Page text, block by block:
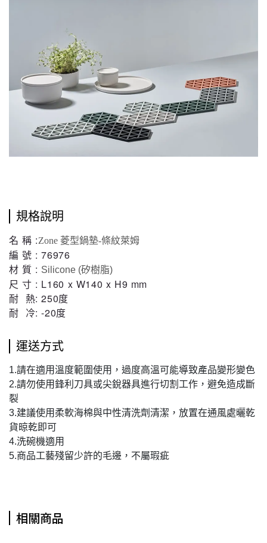
規格說明
名 稱 :Zone 菱型鍋墊-條紋萊姆
編 號 : 76976
材 質 : Silicone (矽樹脂)
尺 寸 : L160 x W140 x H9 mm
耐 熱: 250度
耐 冷: -20度
運送方式
1.請在適用溫度範圍使用，過度高溫可能導致產品變形變色
2.請勿使用鋒利刀具或尖銳器具進行切割工作，避免造成斷
裂
3.建議使用柔軟海棉與中性清洗劑清潔，放置在通風處曬乾
貨晾乾即可
4.洗碗機適用
5.商品工藝殘留少許的毛邊，不屬瑕疵
相關商品